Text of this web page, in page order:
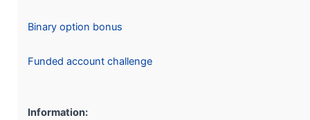
Binary option bonus
Funded account challenge
Information: